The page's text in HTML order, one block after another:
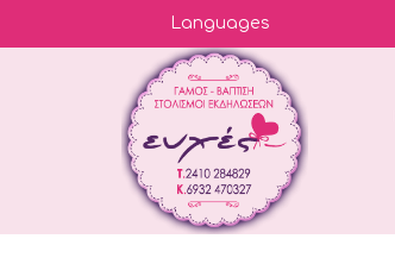
Languages